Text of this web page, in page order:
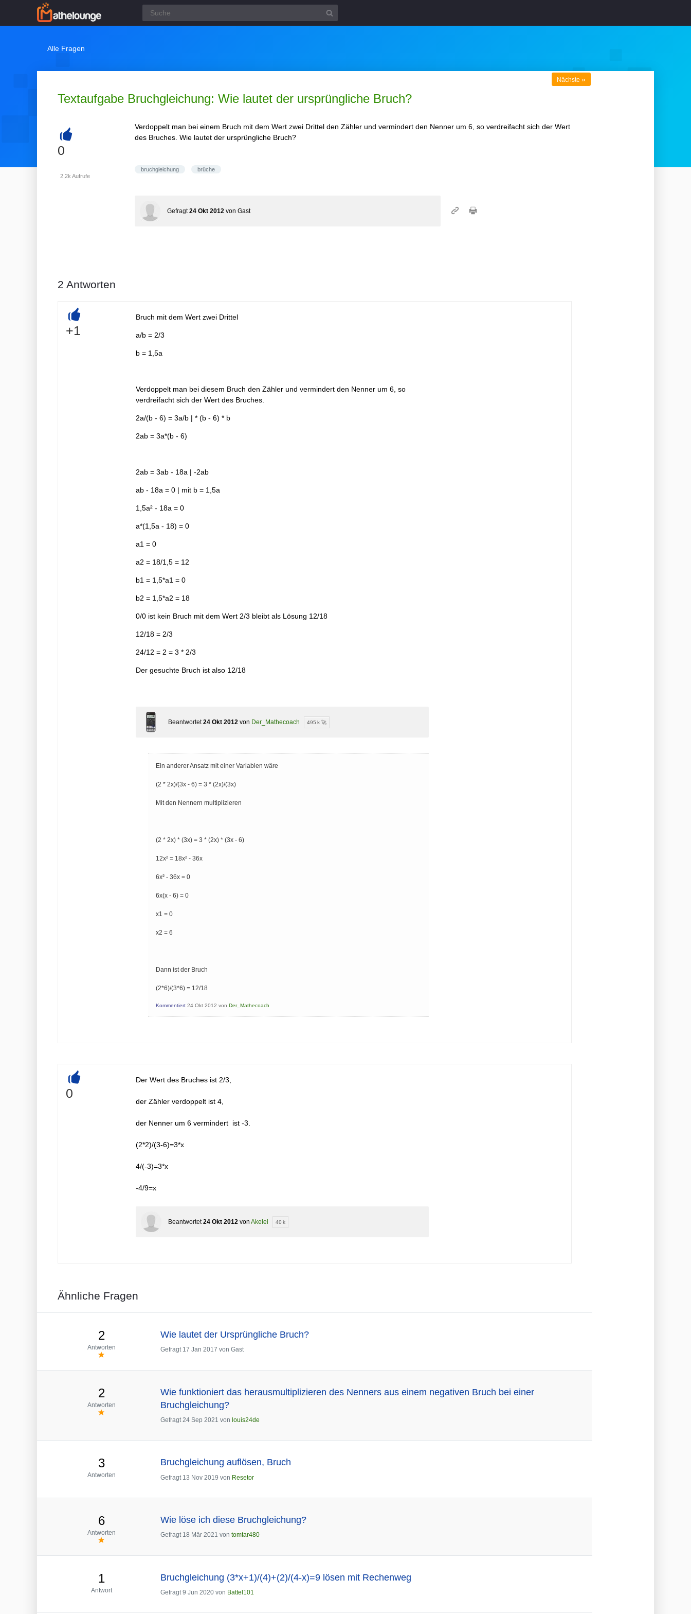
Alle Fragen
Textaufgabe Bruchgleichung: Wie lautet der ursprüngliche Bruch?
Nächste »
+
0
2,2k Aufrufe
Verdoppelt man bei einem Bruch mit dem Wert zwei Drittel den Zähler und vermindert den Nenner um 6, so verdreifacht sich der Wert
des Bruches. Wie lautet der ursprüngliche Bruch?
bruchgleichung brüche
Gefragt 24 Okt 2012 von Gast
2 Antworten
+
+1
Bruch mit dem Wert zwei Drittel
a/b = 2/3
b = 1,5a
Verdoppelt man bei diesem Bruch den Zähler und vermindert den Nenner um 6, so
verdreifacht sich der Wert des Bruches.
2a/(b - 6) = 3a/b | * (b - 6) * b
2ab = 3a*(b - 6)
2ab = 3ab - 18a | -2ab
ab - 18a = 0 | mit b = 1,5a
1,5a² - 18a = 0
a*(1,5a - 18) = 0
a1 = 0
a2 = 18/1,5 = 12
b1 = 1,5*a1 = 0
b2 = 1,5*a2 = 18
0/0 ist kein Bruch mit dem Wert 2/3 bleibt als Lösung 12/18
12/18 = 2/3
24/12 = 2 = 3 * 2/3
Der gesuchte Bruch ist also 12/18
Beantwortet 24 Okt 2012 von Der_Mathecoach 495 k 🚀
Ein anderer Ansatz mit einer Variablen wäre
(2 * 2x)/(3x - 6) = 3 * (2x)/(3x)
Mit den Nennern multiplizieren
(2 * 2x) * (3x) = 3 * (2x) * (3x - 6)
12x² = 18x² - 36x
6x² - 36x = 0
6x(x - 6) = 0
x1 = 0
x2 = 6
Dann ist der Bruch
(2*6)/(3*6) = 12/18
Kommentiert 24 Okt 2012 von Der_Mathecoach
+
0
Der Wert des Bruches ist 2/3,
der Zähler verdoppelt ist 4,
der Nenner um 6 vermindert ist -3.
(2*2)/(3-6)=3*x
4/(-3)=3*x
-4/9=x
Beantwortet 24 Okt 2012 von Akelei 40 k
Ähnliche Fragen
2
Antworten
Wie lautet der Ursprüngliche Bruch?
Gefragt 17 Jan 2017 von Gast
2
Antworten
Wie funktioniert das herausmultiplizieren des Nenners aus einem negativen Bruch bei einer
Bruchgleichung?
Gefragt 24 Sep 2021 von louis24de
3
Antworten
Bruchgleichung auflösen, Bruch
Gefragt 13 Nov 2019 von Resetor
6
Antworten
Wie löse ich diese Bruchgleichung?
Gefragt 18 Mär 2021 von tomtar480
1
Antwort
Bruchgleichung (3*x+1)/(4)+(2)/(4-x)=9 lösen mit Rechenweg
Gefragt 9 Jun 2020 von Battel101